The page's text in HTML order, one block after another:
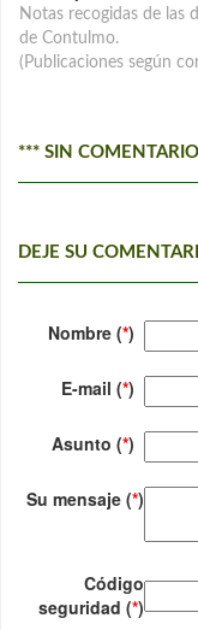
Notas recogidas de las
de Contulmo.
(Publicaciones según
*** SIN
DEJE SU
Nombre (*)
E-mail (*)
Asunto (*)
Su mensaje (*)
Código
seguridad (*)